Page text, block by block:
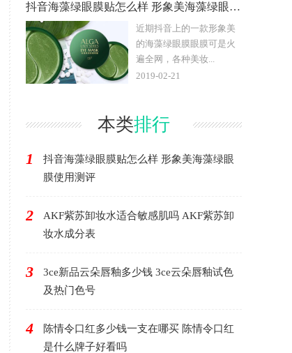
抖音海藻绿眼膜贴怎么样 形象美海藻绿眼膜使用测评
近期抖音上的一款形象美
的海藻绿眼膜眼膜可是火
遍全网，各种美妆...
2019-02-21
本类排行
1
抖音海藻绿眼膜贴怎么样 形象美海藻绿眼
膜使用测评
2
AKF紫苏卸妆水适合敏感肌吗 AKF紫苏卸
妆水成分表
3
3ce新品云朵唇釉多少钱 3ce云朵唇釉试色
及热门色号
4
陈情令口红多少钱一支在哪买 陈情令口红
是什么牌子好看吗